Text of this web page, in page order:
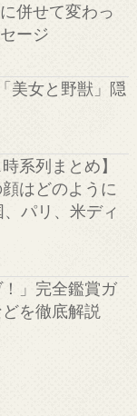
併せて変わっ
ージ
美女と野獣」隠
系列まとめ】
はどのように
パリ、米ディ
！」完全鑑賞ガ
を徹底解説